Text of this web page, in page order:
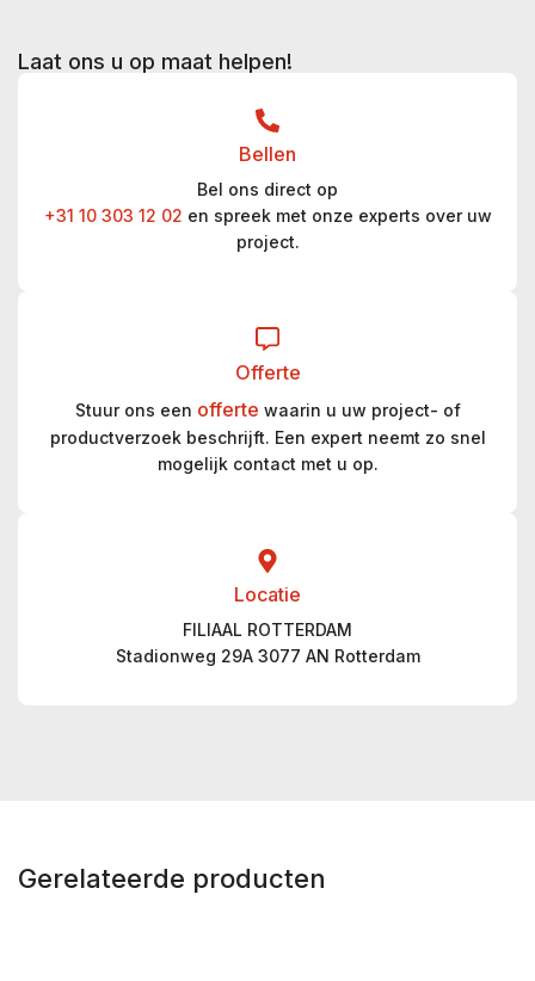
Laat ons u op maat helpen!
Bellen
Bel ons direct op
+31 10 303 12 02 en spreek met onze experts over uw
project.
Offerte
Stuur ons een offerte waarin u uw project- of
productverzoek beschrijft. Een expert neemt zo snel
mogelijk contact met u op.
Locatie
FILIAAL ROTTERDAM
Stadionweg 29A 3077 AN Rotterdam
Gerelateerde producten